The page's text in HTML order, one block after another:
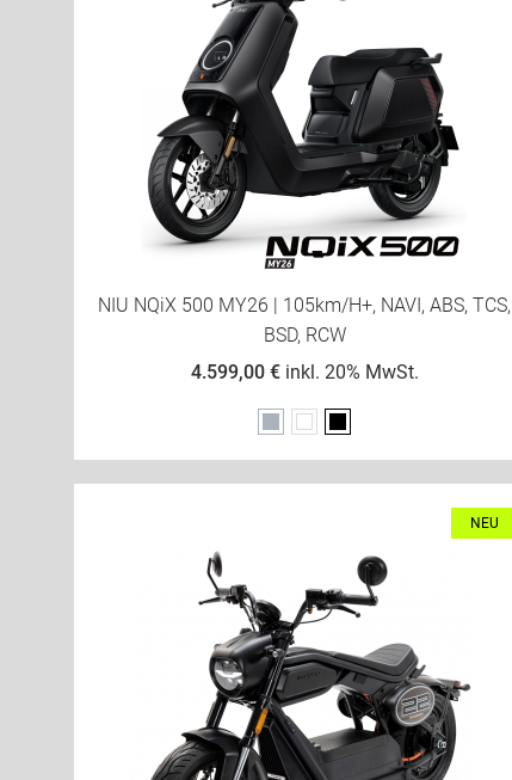
NIU NQiX 500 MY26 | 105km/h+, NAVI, ABS, TCS,
BSD, RCW
4.599,00 €inkl. 20% MwSt.
GrauWeißSchwarz
NEU